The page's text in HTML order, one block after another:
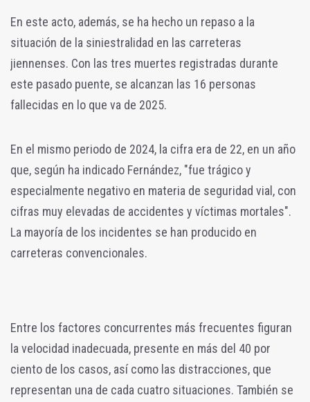
En este acto, además, se ha hecho un repaso a la
situación de la siniestralidad en las carreteras
jiennenses. Con las tres muertes registradas durante
este pasado puente, se alcanzan las 16 personas
fallecidas en lo que va de 2025.
En el mismo periodo de 2024, la cifra era de 22, en un año
que, según ha indicado Fernández, "fue trágico y
especialmente negativo en materia de seguridad vial, con
cifras muy elevadas de accidentes y víctimas mortales".
La mayoría de los incidentes se han producido en
carreteras convencionales.
Entre los factores concurrentes más frecuentes figuran
la velocidad inadecuada, presente en más del 40 por
ciento de los casos, así como las distracciones, que
representan una de cada cuatro situaciones. También se